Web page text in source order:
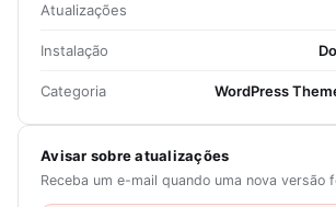
Atualizações
Instalação
Categoria WordPress
Avisar sobre atualizações
Receba um e-mail quando uma nova versão